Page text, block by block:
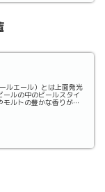
ルエール）とは上面発光
ールの中のビールスタイ
モルトの豊かな香りが特